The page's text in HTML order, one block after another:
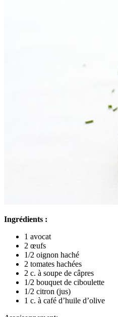
Ingrédients :
1 avocat
2 œufs
1/2 oignon haché
2 tomates hachées
2 c. à soupe de câpres
1/2 bouquet de ciboulette
1/2 citron (jus)
1 c. à café d’huile d’olive